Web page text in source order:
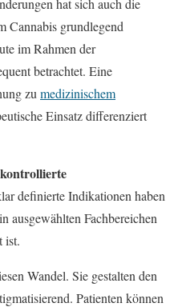
hat sich auch die
Cannabis grundlegend
im Rahmen der
betrachtet. Eine
zu medizinischem
Einsatz differenziert
kontrollierte
definierte Indikationen haben
ausgewählten Fachbereichen
ist.
Wandel. Sie gestalten den
Patienten können